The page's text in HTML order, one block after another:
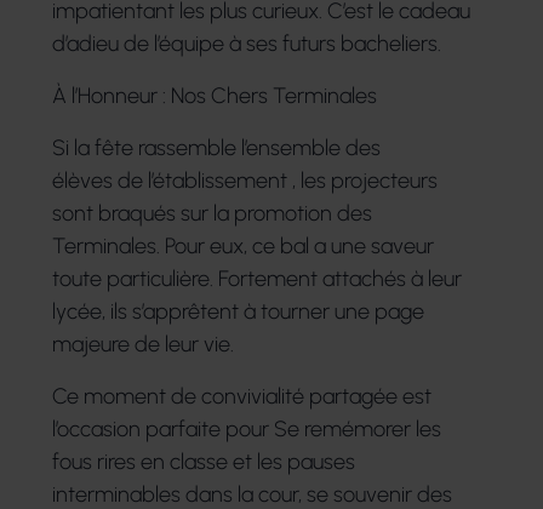
impatientant les plus curieux. C’est le cadeau
d’adieu de l’équipe à ses futurs bacheliers.
À l’Honneur : Nos Chers Terminales
Si la fête rassemble l’ensemble des
élèves de l’établissement , les projecteurs
sont braqués sur la promotion des
Terminales. Pour eux, ce bal a une saveur
toute particulière. Fortement attachés à leur
lycée, ils s’apprêtent à tourner une page
majeure de leur vie.
Ce moment de convivialité partagée est
l’occasion parfaite pour Se remémorer les
fous rires en classe et les pauses
interminables dans la cour, se souvenir des